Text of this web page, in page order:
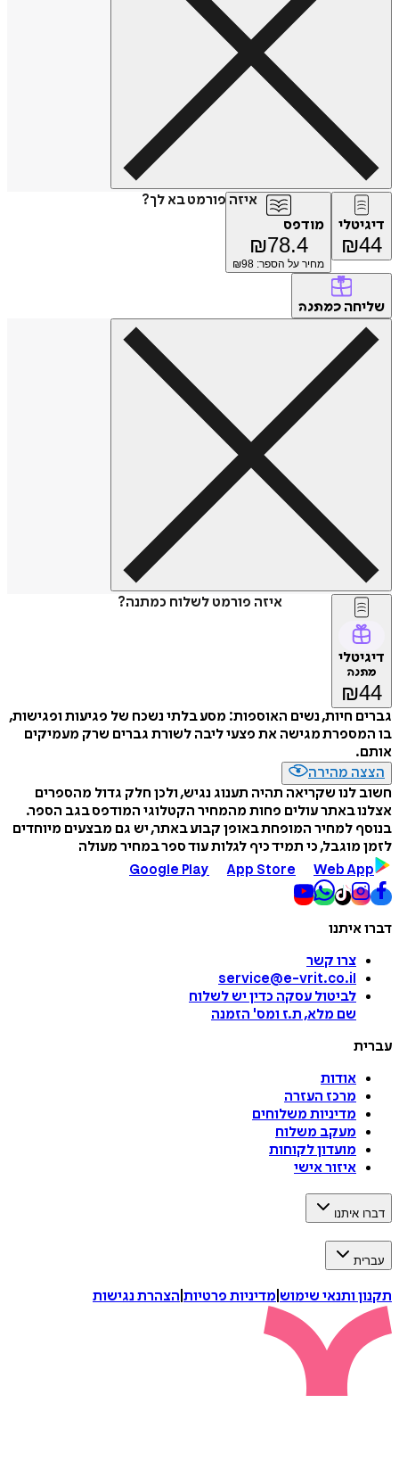
איזה פורמט בא לך?
דיגיטלי
₪44
מודפס
₪78.4
מחיר על הספר: ₪ 98
שליחה כמתנה
איזה פורמט לשלוח כמתנה?
דיגיטלי
מתנה
₪44
גברים חיות, נשים האוספות: מסע בלתי נשכח של פגיעות ופגישות,
בו המספרת מגישה את פצעי ליבה לשורת גברים שרק מעמיקים
אותם.
הצצה מהירה
חשוב לנו שקריאה תהיה תענוג נגיש, ולכן חלק גדול מהספרים
אצלנו באתר עולים פחות מהמחיר הקטלוגי המודפס בגב הספר.
בנוסף למחיר המופחת באופן קבוע באתר, יש גם מבצעים מיוחדים
לזמן מוגבל, כי תמיד כיף לגלות עוד ספר במחיר מעולה
Google Play
App Store Web App
דברו איתנו
צרו קשר
service@e-vrit.co.il
לביטול עסקה כדין יש לשלוח
שם מלא, ת.ז ומס' הזמנה
עברית
אודות
מרכז העזרה
מדיניות משלוחים
מעקב משלוח
מועדון לקוחות
איזור אישי
דברו איתנו
עברית
תקנון ותנאי שימוש מדיניות פרטיות הצהרת נגישות